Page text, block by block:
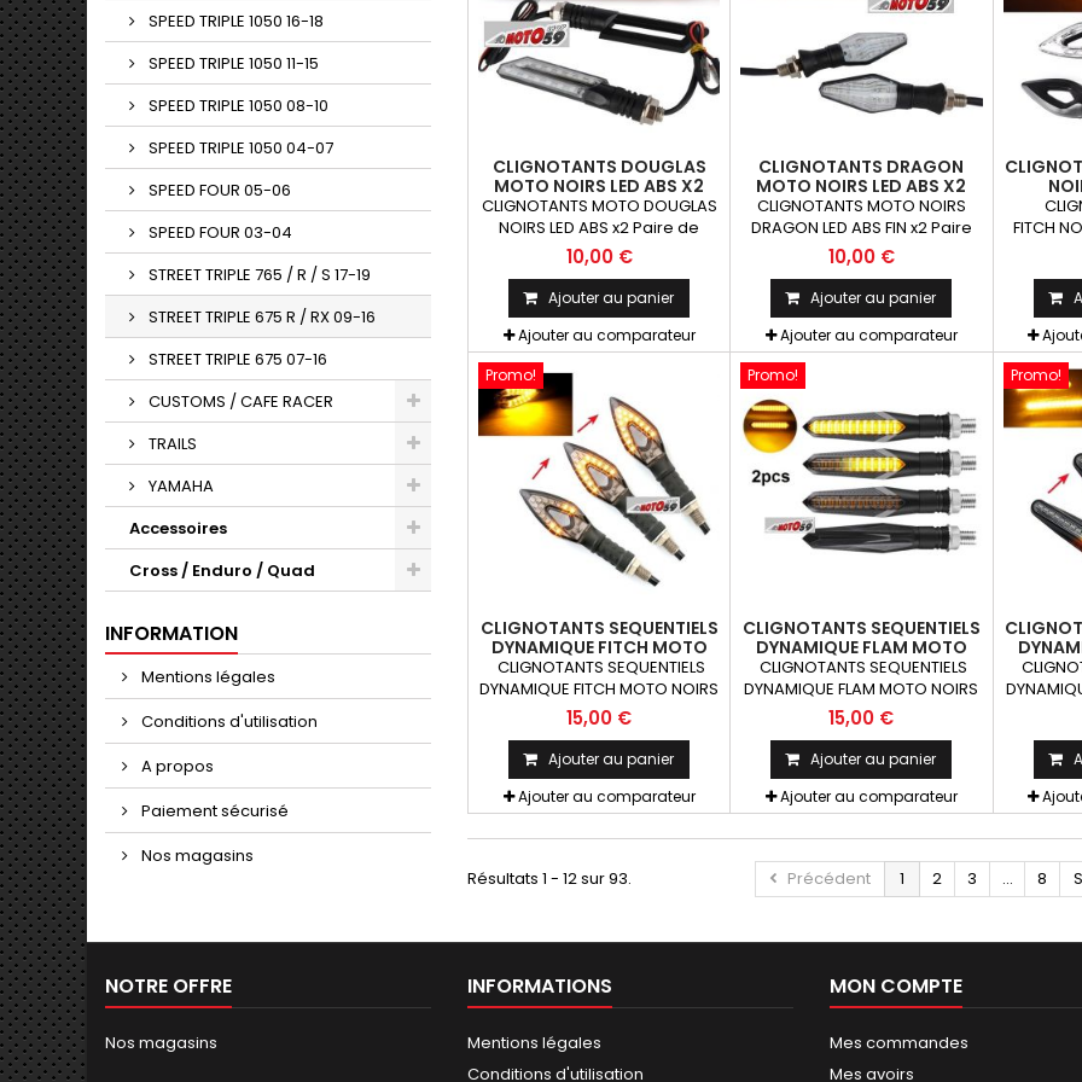
SPEED TRIPLE 1050 16-18
SPEED TRIPLE 1050 11-15
SPEED TRIPLE 1050 08-10
SPEED TRIPLE 1050 04-07
SPEED FOUR 05-06
SPEED FOUR 03-04
STREET TRIPLE 765 / R / S 17-19
STREET TRIPLE 675 R / RX 09-16
STREET TRIPLE 675 07-16
CUSTOMS / CAFE RACER
TRAILS
YAMAHA
Accessoires
Cross / Enduro / Quad
INFORMATION
Mentions légales
Conditions d'utilisation
A propos
Paiement sécurisé
Nos magasins
CLIGNOTANTS DOUGLAS
MOTO NOIRS LED ABS X2
CLIGNOTANTS MOTO DOUGLAS
NOIRS LED ABS x2 Paire de
clignotants universels qui
peuvent être adaptables sur
toutes motos ou scooters
10,00 €
Ajouter au panier
Ajouter au comparateur
CLIGNOTANTS DRAGON
MOTO NOIRS LED ABS X2
CLIGNOTANTS MOTO NOIRS
DRAGON LED ABS FIN x2 Paire
de clignotants universels qui
peuvent être adaptables sur
toutes motos ou scooters
10,00 €
Ajouter au panier
Ajouter au comparateur
FITCH
de
Promo!
CLIGNOTANTS SEQUENTIELS
DYNAMIQUE FITCH MOTO
NOIRS LED ABS X2
CLIGNOTANTS SEQUENTIELS
DYNAMIQUE FITCH MOTO NOIRS
LED ABS x2 pcs Paire de
clignotants universels qui
peuvent être adaptables sur
toutes motos ou scooters
15,00 €
Ajouter au panier
Ajouter au comparateur
Promo!
CLIGNOTANTS SEQUENTIELS
DYNAMIQUE FLAM MOTO
NOIRS LEDS ABS X2
CLIGNOTANTS SEQUENTIELS
DYNAMIQUE FLAM MOTO NOIRS
LED ABS x2 pcs Paire de
clignotants universels qui
peuvent être adaptables sur
toutes motos ou scooters
15,00 €
Ajouter au panier
Ajouter au comparateur
Promo!
LED
Précédent 1 2 3 ... 8
Résultats 1 - 12 sur 93.
NOTRE OFFRE
Nos magasins
INFORMATIONS
Mentions légales
Conditions d'utilisation
MON COMPTE
Mes commandes
Mes avoirs